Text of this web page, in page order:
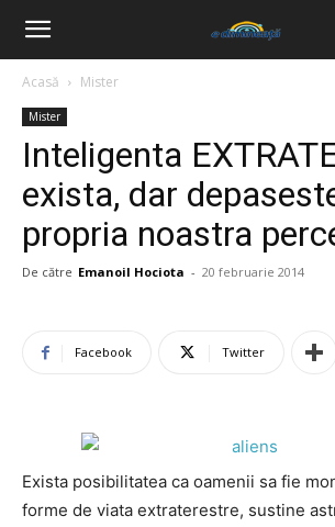
Acasă Mister
Mister
Inteligenta
exista, dar
propria noastra
De către Emanoil Hociota - 20 februarie 2014
Facebook Twitter
Exista posibilitatea ca oamenii sa fie
forme de viata extraterestre, sustine